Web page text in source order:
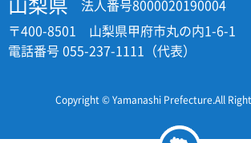
法人番号8000020190004
〒400-8501 山梨県甲府市丸の内1-6-1
電話番号 055-237-1111（代表）
Copyright © Yamanashi Prefecture.All